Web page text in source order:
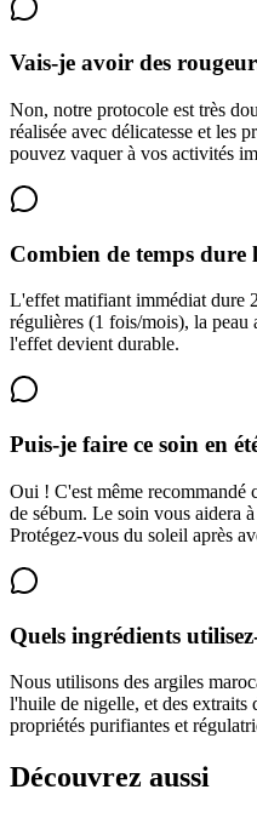
Vais-je avoir des
Non, notre protocole est très
réalisée avec délicatesse et les
pouvez vaquer à vos activités
Combien de temps
L'effet matifiant immédiat dure
régulières (1 fois/mois), la peau
l'effet devient durable.
Puis-je faire ce soin en
Oui ! C'est même recommandé
de sébum. Le soin vous aidera
Protégez-vous du soleil après
Quels ingrédients
Nous utilisons des argiles
l'huile de nigelle, et des extraits
propriétés purifiantes et
Découvrez aussi